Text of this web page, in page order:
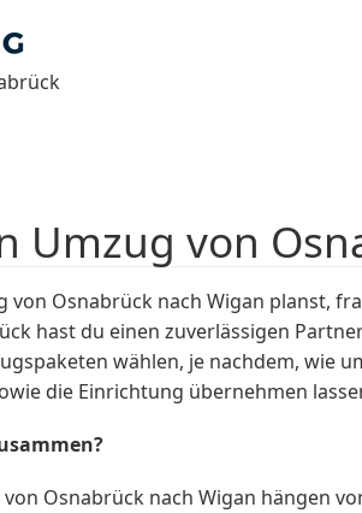
Umzug von
von Osnabrück nach Wigan planst,
hast du einen zuverlässigen
wählen, je nachdem, wie
die Einrichtung übernehmen
Osnabrück nach Wigan hängen